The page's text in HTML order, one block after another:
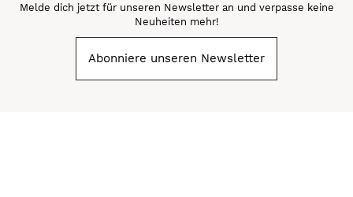
Melde dich jetzt für unseren Newsletter an und verpasse keine
Neuheiten mehr!
Abonniere unseren Newsletter